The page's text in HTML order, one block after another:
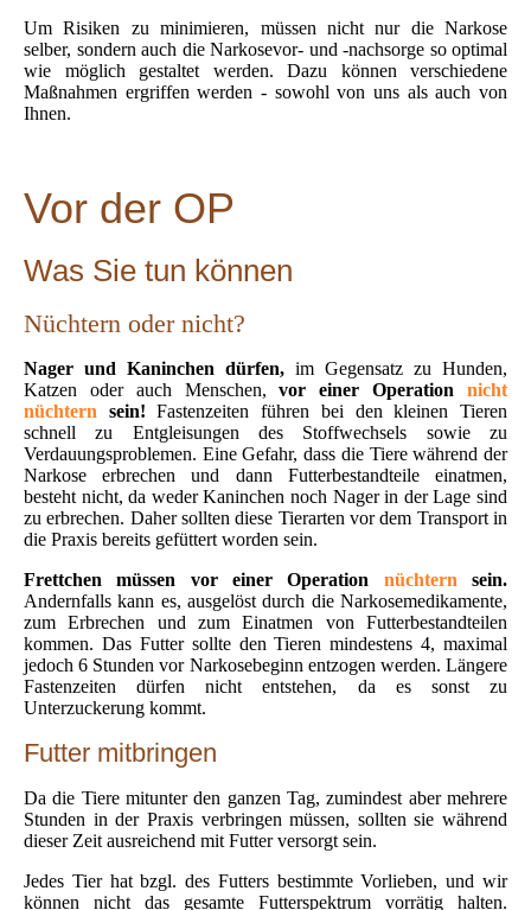
Um Risiken zu minimieren, müssen nicht nur die Narkose
selber, sondern auch die Narkosevor- und -nachsorge so optimal
wie möglich gestaltet werden. Dazu können verschiedene
Maßnahmen ergriffen werden - sowohl von uns als auch von
Ihnen.
Vor der OP
Was Sie tun können
Nüchtern oder nicht?
Nager und Kaninchen dürfen, im Gegensatz zu Hunden,
Katzen oder auch Menschen, vor einer Operationnicht
nüchtern sein! Fastenzeiten führen bei den kleinen Tieren
schnell zu Entgleisungen des Stoffwechsels sowie zu
Verdauungsproblemen. Eine Gefahr, dass die Tiere während der
Narkose erbrechen und dann Futterbestandteile einatmen,
besteht nicht, da weder Kaninchen noch Nager in der Lage sind
zu erbrechen. Daher sollten diese Tierarten vor dem Transport in
die Praxis bereits gefüttert worden sein.
Frettchen müssen vor einer Operation nüchtern sein.
Andernfalls kann es, ausgelöst durch die Narkosemedikamente,
zum Erbrechen und zum Einatmen von Futterbestandteilen
kommen. Das Futter sollte den Tieren mindestens 4, maximal
jedoch 6 Stunden vor Narkosebeginn entzogen werden. Längere
Fastenzeiten dürfen nicht entstehen, da es sonst zu
Unterzuckerung kommt.
Futter mitbringen
Da die Tiere mitunter den ganzen Tag, zumindest aber mehrere
Stunden in der Praxis verbringen müssen, sollten sie während
dieser Zeit ausreichend mit Futter versorgt sein.
Jedes Tier hat bzgl. des Futters bestimmte Vorlieben, und wir
können nicht das gesamte Futterspektrum vorrätig halten.